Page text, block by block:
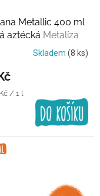
Metallic 400 ml
aztécká Metalíza
Skladem (8 ks)
/ 1 l